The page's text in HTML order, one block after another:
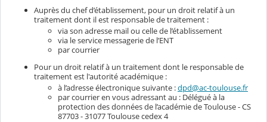
Auprès du chef d’établissement, pour un droit relatif à un
traitement dont il est responsable de traitement :
via son adresse mail ou celle de l’établissement
via le service messagerie de l’ENT
par courrier
Pour un droit relatif à un traitement dont le responsable de
traitement est l'autorité académique :
à l’adresse électronique suivante :dpd@ac-toulouse.fr
par courrier en vous adressant au : Délégué à la
protection des données de l’académie de Toulouse - CS
87703 - 31077 Toulouse cedex 4